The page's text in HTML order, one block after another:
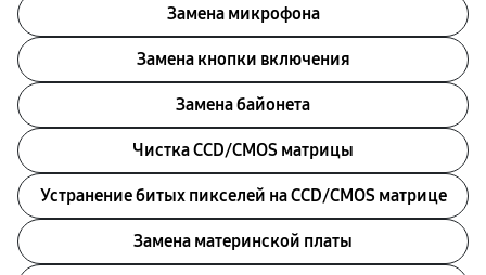
Замена микрофона
Замена кнопки включения
Замена байонета
Чистка CCD/CMOS матрицы
Устранение битых пикселей на CCD/CMOS матрице
Замена материнской платы